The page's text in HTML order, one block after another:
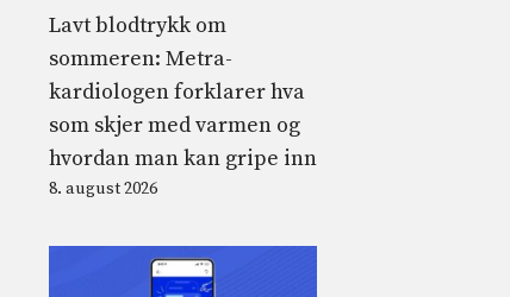
Lavt blodtrykk om
sommeren: Metra-
kardiologen forklarer hva
som skjer med varmen og
hvordan man kan gripe inn
8. august 2026